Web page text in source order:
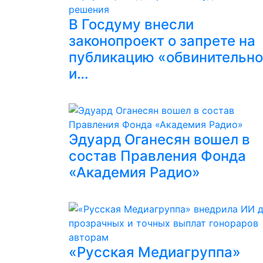
В Госдуму внесли
законопроект о запрете на
публикацию
и…
Эдуард Оганесян вошел в
состав Правления Фонда
«Академия Радио»
«Русская Медиагруппа»